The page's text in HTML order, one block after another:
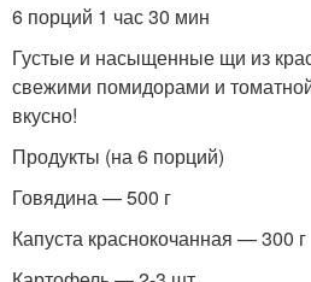
6 порций 1 час 30 мин
Густые и насыщенные щи из
свежими помидорами и
вкусно!
Продукты (на 6 порций)
Говядина — 500 г
Капуста краснокочанная — 300 г